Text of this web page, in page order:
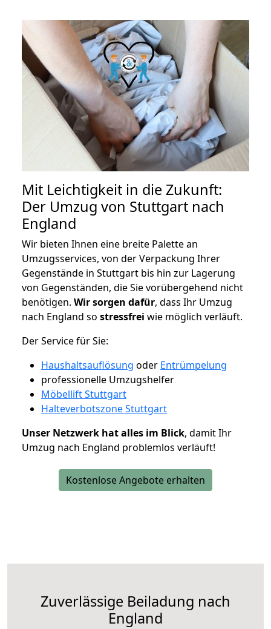
Mit Leichtigkeit in die Zukunft:
Der Umzug von Stuttgart nach
England
Wir bieten Ihnen eine breite Palette an
Umzugsservices, von der Verpackung Ihrer
Gegenstände in Stuttgart bis hin zur Lagerung
von Gegenständen, die Sie vorübergehend nicht
benötigen. Wir sorgen dafür, dass Ihr Umzug
nach England so stressfrei wie möglich verläuft.
Der Service für Sie:
Haushaltsauflösung oder Entrümpelung
professionelle Umzugshelfer
Möbellift Stuttgart
Halteverbotszone Stuttgart
Unser Netzwerk hat alles im Blick, damit Ihr
Umzug nach England problemlos verläuft!
Kostenlose Angebote erhalten
Zuverlässige Beiladung nach
England